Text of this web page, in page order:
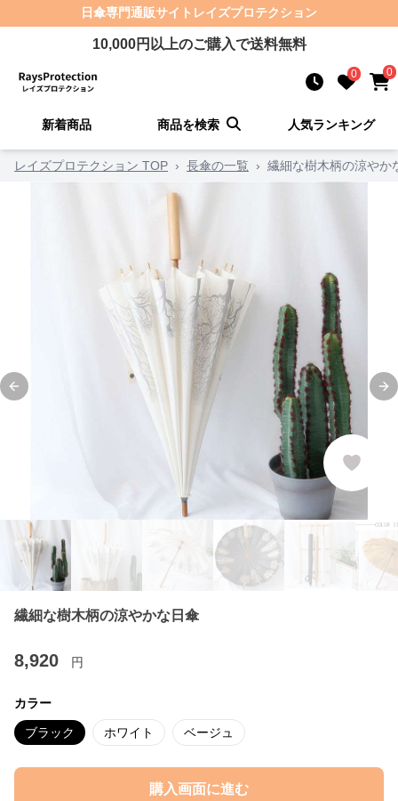
日傘専門通販サイト レイズプロテクション
10,000円以上のご購入で送料無料
0 0
新着商品 商品を検索 人気ランキング
レイズプロテクション TOP › 長傘の一覧 › 繊細な樹木柄の涼やか
Previous slide
繊細な樹木柄の涼やかな日傘
8,920 円
カラー
ブラック ホワイト ベージュ
購入画面に進む